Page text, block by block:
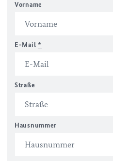
Vorname
E-Mail *
Straße
Hausnummer